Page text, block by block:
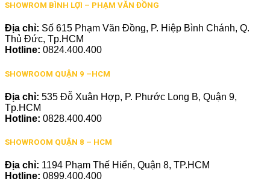
SHOWROM BÌNH LỢI – PHẠM VĂN ĐỒNG
Địa chỉ: Số 615 Phạm Văn Đồng, P. Hiệp Bình Chánh, Q.
Thủ Đức, Tp.HCM
Hotline: 0824.400.400
SHOWROOM QUẬN 9 –HCM
Địa chỉ: 535 Đỗ Xuân Hợp, P. Phước Long B, Quận 9,
Tp.HCM
Hotline: 0828.400.400
SHOWROOM QUẬN 8 – HCM
Địa chỉ: 1194 Phạm Thế Hiển, Quận 8, TP.HCM
Hotline: 0899.400.400